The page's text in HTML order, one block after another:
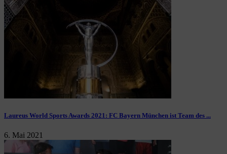
Laureus World Sports Awards 2021: FC Bayern München ist Team des ...
6. Mai 2021